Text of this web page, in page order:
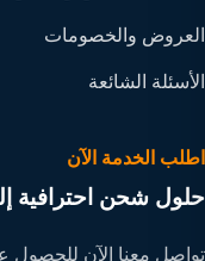
العروض والخصومات
الأسئلة الشائعة
اطلب الخدمة الآن
حلول شحن احترافية
تواصل معنا الآن